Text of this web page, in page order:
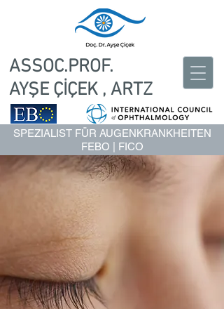
SPEZIALIST FÜR AUGENKRANKHEITEN
FEBO | FICO
ASSOC.PROF.
AYŞE ÇİÇEK , ARTZ